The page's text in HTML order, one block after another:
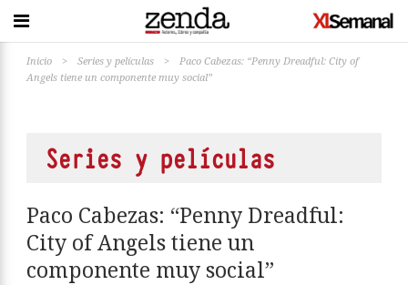
Inicio > Series y películas >
Paco Cabezas: “Penny Dreadful: City of
Angels tiene un componente muy social”
Series y películas
Paco Cabezas: “Penny Dreadful:
City of Angels tiene un
componente muy social”